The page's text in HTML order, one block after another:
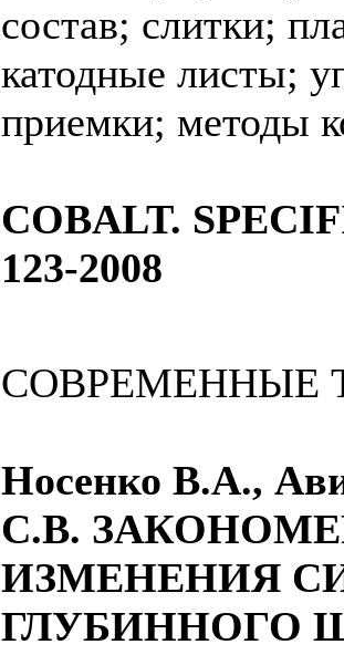
состав; слитки;
катодные листы;
приемки; методы
COBALT.
123-2008
СОВРЕМЕННЫЕ
Носенко В.А.,
С.В.
ИЗМЕНЕНИЯ
ГЛУБИННОГО